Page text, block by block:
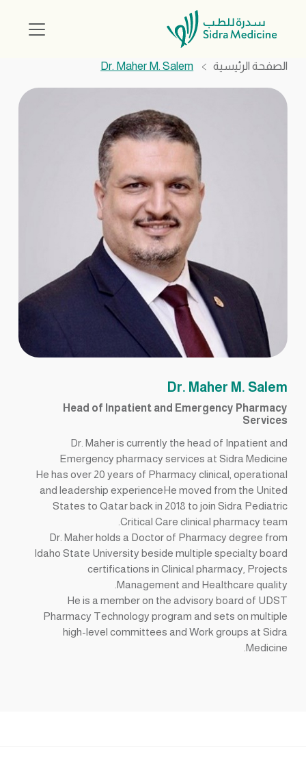
الصفحة الرئيسية Dr. Maher M. Salem
Dr. Maher M. Salem
Head of Inpatient and Emergency Pharmacy
Services
Dr. Maher is currently the head of Inpatient and
Emergency pharmacy services at Sidra Medicine
He has over 20 years of Pharmacy clinical, operational
and leadership experienceHe moved from the United
States to Qatar back in 2018 to join Sidra Pediatric
Critical Care clinical pharmacy team.
Dr. Maher holds a Doctor of Pharmacy degree from
Idaho State University beside multiple specialty board
certifications in Clinical pharmacy, Projects
Management and Healthcare quality.
He is a member on the advisory board of UDST
Pharmacy Technology program and sets on multiple
high-level committees and Work groups at Sidra
Medicine.